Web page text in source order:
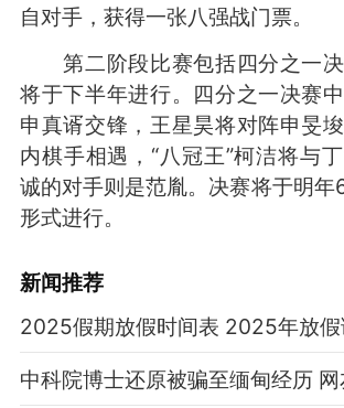
自对手，获得一张八强战门票。
第二阶段比赛包括四分之一决
将于下半年进行。四分之一决赛
申真谞交锋，王星昊将对阵申旻
内棋手相遇，“八冠王”柯洁将与
诚的对手则是范胤。决赛将于明年
形式进行。
新闻推荐